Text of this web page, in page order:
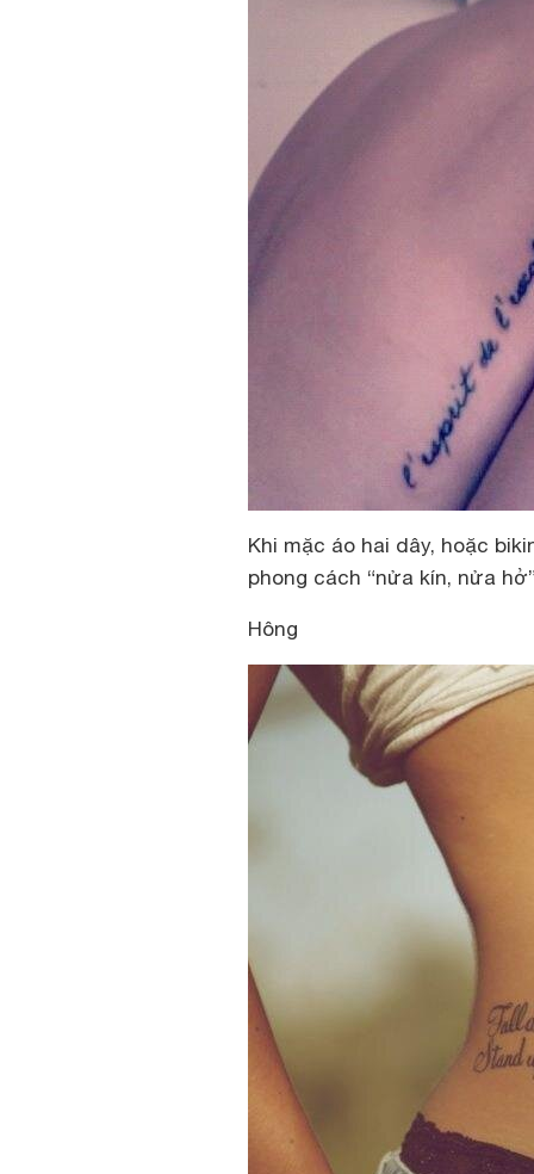
Khi mặc áo hai dây, hoặc
phong cách “nửa kín, nửa
Hông